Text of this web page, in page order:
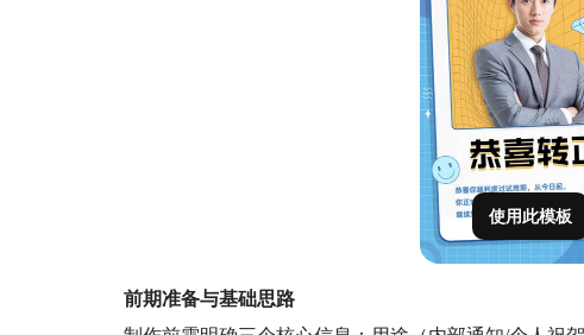
使用此模板
前期准备与基础思路